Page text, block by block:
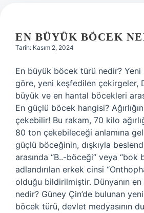
EN BÜYÜK BÖCEK
Tarih: Kasım 2, 2024
En büyük böcek türü nedir? Yeni
göre, yeni keşfedilen çekirgeler,
büyük ve en hantal böcekleri
En güçlü böcek hangisi?
çekebilir! Bu rakam, 70 kilo
80 ton çekebileceği anlamına
güçlü böceğinin, dışkıyla
arasında “B..-böceği” veya “bok
adlandırılan erkek cinsi
olduğu bildirilmiştir. Dünyanın
nedir? Güney Çin’de bulunan
böcek türü, devlet medyasının